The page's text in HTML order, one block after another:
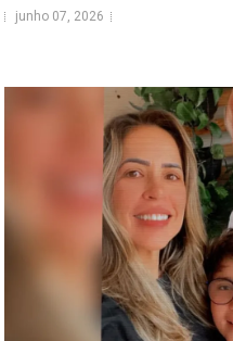
junho 07, 2026